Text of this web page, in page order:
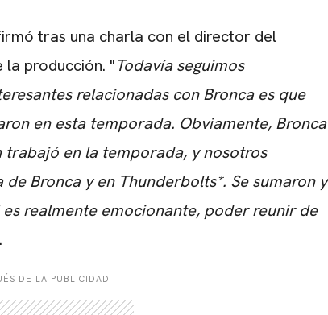
tras una charla con el director del
producción. "Todavía seguimos
relacionadas con Bronca es que
en esta temporada. Obviamente, Bronca
trabajó en la temporada, y nosotros
Bronca y en Thunderbolts*. Se sumaron y
realmente emocionante, poder reunir de
DE LA PUBLICIDAD
CARREGANDO PUBLICIDADE